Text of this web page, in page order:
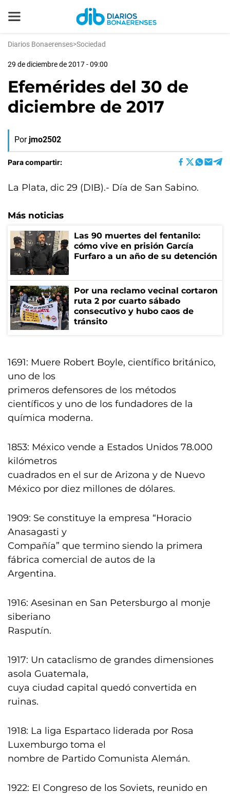
Diarios Bonaerenses>Sociedad
29 de diciembre de 2017 - 09:00
Efemérides del 30 de
diciembre de 2017
Por jmo2502
Para compartir:
La Plata, dic 29 (DIB).- Día de San Sabino.
Más noticias
Las 90 muertes del fentanilo:
cómo vive en prisión García
Furfaro a un año de su detención
Por una reclamo vecinal cortaron
ruta 2 por cuarto sábado
consecutivo y hubo caos de
tránsito
1691: Muere Robert Boyle, científico británico,
uno de los
primeros defensores de los métodos
científicos y uno de los fundadores de la
química moderna.
1853: México vende a Estados Unidos 78.000
kilómetros
cuadrados en el sur de Arizona y de Nuevo
México por diez millones de dólares.
1909: Se constituye la empresa “Horacio
Anasagasti y
Compañía” que termino siendo la primera
fábrica comercial de autos de la
Argentina.
1916: Asesinan en San Petersburgo al monje
siberiano
Rasputín.
1917: Un cataclismo de grandes dimensiones
asola Guatemala,
cuya ciudad capital quedó convertida en
ruinas.
1918: La liga Espartaco liderada por Rosa
Luxemburgo toma el
nombre de Partido Comunista Alemán.
1922: El Congreso de los Soviets, reunido en